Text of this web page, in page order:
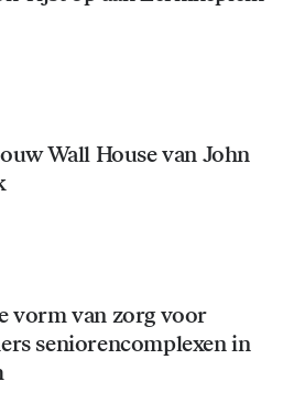
Wall House van John
vorm van zorg voor
seniorencomplexen in